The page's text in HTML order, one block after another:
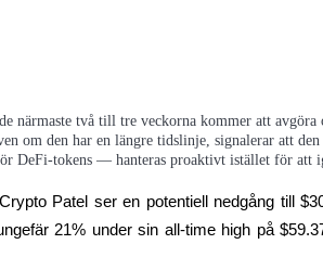
närmaste två till tre veckorna kommer att
om den har en längre tidslinje, signalerar att
DeFi-tokens — hanteras proaktivt istället för att
Patel ser en potentiell nedgång till
21% under sin all-time high på